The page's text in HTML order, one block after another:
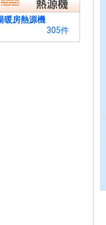
暖房熱源機
305件